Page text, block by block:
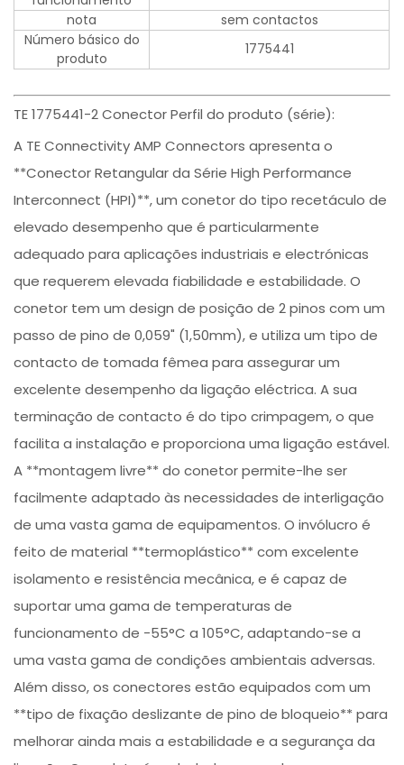
nota
sem contactos
Número básico do
produto
1775441
TE 1775441-2 Conector Perfil do produto (série):
A TE Connectivity AMP Connectors apresenta o
**Conector Retangular da Série High Performance
Interconnect (HPI)**, um conetor do tipo recetáculo de
elevado desempenho que é particularmente
adequado para aplicações industriais e electrónicas
que requerem elevada fiabilidade e estabilidade. O
conetor tem um design de posição de 2 pinos com um
passo de pino de 0,059" (1,50mm), e utiliza um tipo de
contacto de tomada fêmea para assegurar um
excelente desempenho da ligação eléctrica. A sua
terminação de contacto é do tipo crimpagem, o que
facilita a instalação e proporciona uma ligação estável.
A **montagem livre** do conetor permite-lhe ser
facilmente adaptado às necessidades de interligação
de uma vasta gama de equipamentos. O invólucro é
feito de material **termoplástico** com excelente
isolamento e resistência mecânica, e é capaz de
suportar uma gama de temperaturas de
funcionamento de -55°C a 105°C, adaptando-se a
uma vasta gama de condições ambientais adversas.
Além disso, os conectores estão equipados com um
**tipo de fixação deslizante de pino de bloqueio** para
melhorar ainda mais a estabilidade e a segurança da